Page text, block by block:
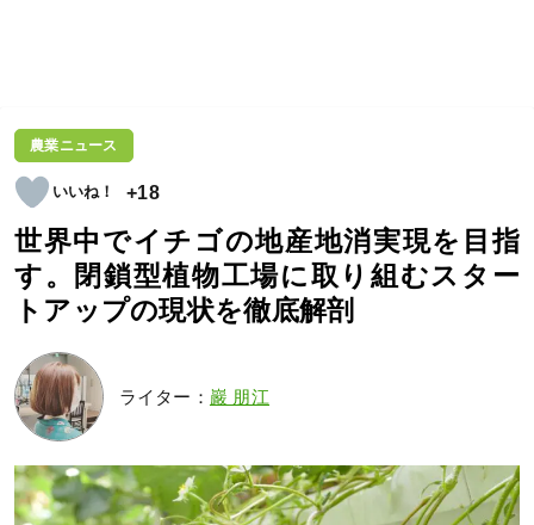
農業ニュース
+18
世界中でイチゴの地産地消実現を目指
す。閉鎖型植物工場に取り組むスター
トアップの現状を徹底解剖
ライター： 巖 朋江